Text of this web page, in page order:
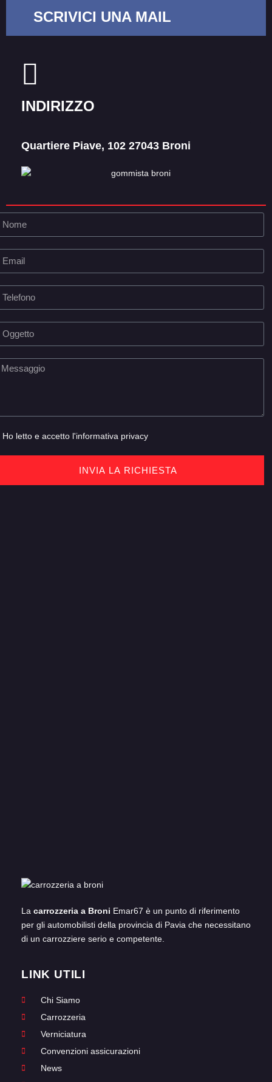
SCRIVICI UNA MAIL
Referente: Lombardi Mauro
INDIRIZZO
Quartiere Piave, 102 27043 Broni
Ho letto e accetto l'informativa privacy
INVIA LA RICHIESTA
La carrozzeria a Broni Emar67 è un punto di riferimento
per gli automobilisti della provincia di Pavia che necessitano
di un carrozziere serio e competente.
LINK UTILI
Chi Siamo
Carrozzeria
Verniciatura
Convenzioni assicurazioni
News